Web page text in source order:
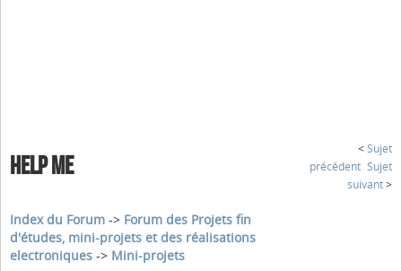
HELP ME
< Sujet
précédent Sujet
suivant >
Index du Forum -> Forum des Projets fin
d'études, mini-projets et des réalisations
electroniques -> Mini-projets